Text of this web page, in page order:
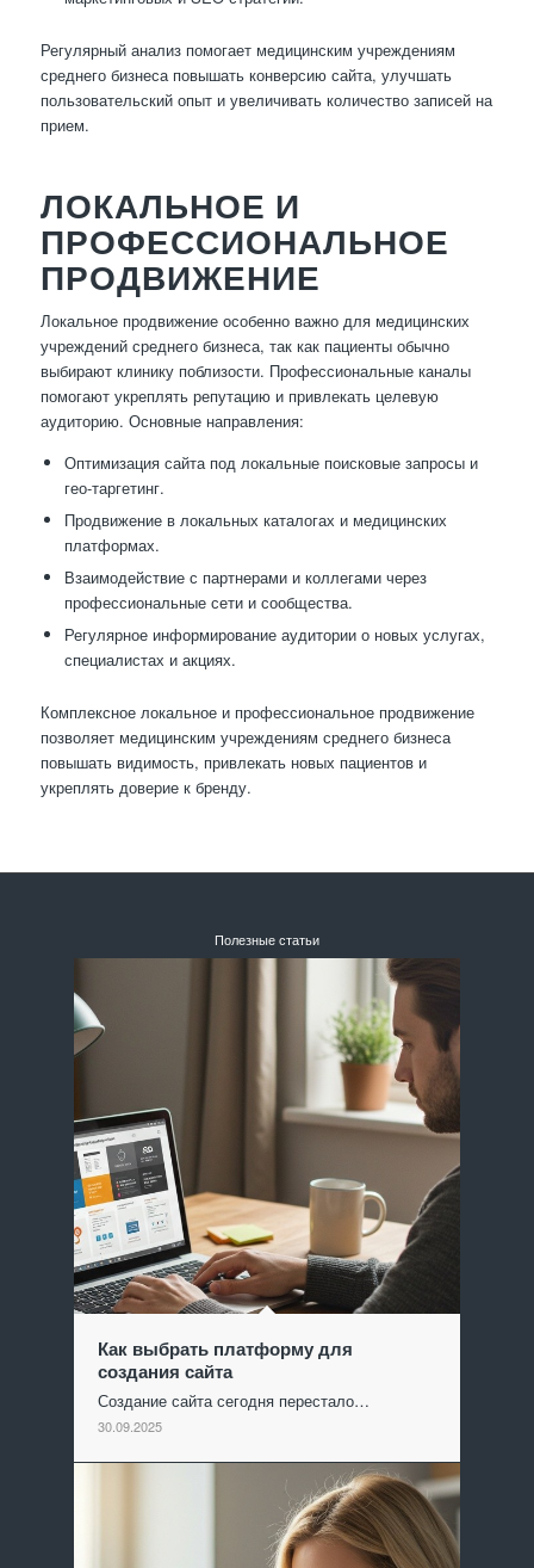
Регулярный анализ помогает медицинским учреждениям
среднего бизнеса повышать конверсию сайта, улучшать
пользовательский опыт и увеличивать количество записей на
прием.
ЛОКАЛЬНОЕ И
ПРОФЕССИОНАЛЬНОЕ
ПРОДВИЖЕНИЕ
Локальное продвижение особенно важно для медицинских
учреждений среднего бизнеса, так как пациенты обычно
выбирают клинику поблизости. Профессиональные каналы
помогают укреплять репутацию и привлекать целевую
аудиторию. Основные направления:
Оптимизация сайта под локальные поисковые запросы и
гео-таргетинг.
Продвижение в локальных каталогах и медицинских
платформах.
Взаимодействие с партнерами и коллегами через
профессиональные сети и сообщества.
Регулярное информирование аудитории о новых услугах,
специалистах и акциях.
Комплексное локальное и профессиональное продвижение
позволяет медицинским учреждениям среднего бизнеса
повышать видимость, привлекать новых пациентов и
укреплять доверие к бренду.
Полезные статьи
Как выбрать платформу для
создания сайта
Создание сайта сегодня перестало…
30.09.2025